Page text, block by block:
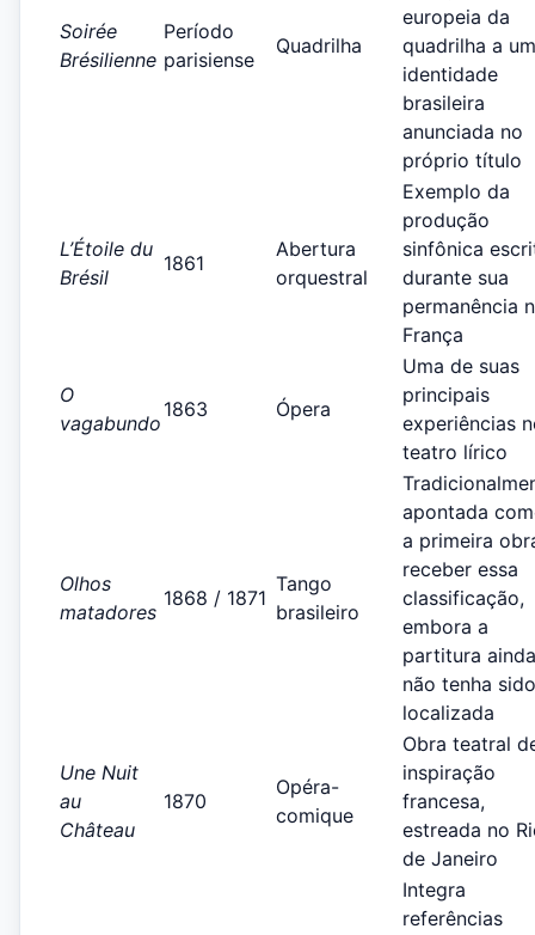
Soirée
Brésilienne
Período
parisiense
Quadrilha
europeia da
quadrilha a
identidade
brasileira
anunciada no
próprio título
L’Étoile du
Brésil
1861
Abertura
orquestral
Exemplo da
produção
sinfônica
durante sua
permanência
França
O
vagabundo
1863 Ópera
Uma de suas
principais
experiências
teatro lírico
Olhos
matadores
1868 / 1871
Tango
brasileiro
apontada
a primeira
receber essa
classificação,
embora a
partitura ainda
não tenha sido
localizada
Une Nuit
au
Château
1870
Opéra-
comique
Obra teatral
inspiração
francesa,
estreada no
de Janeiro
Integra
referências